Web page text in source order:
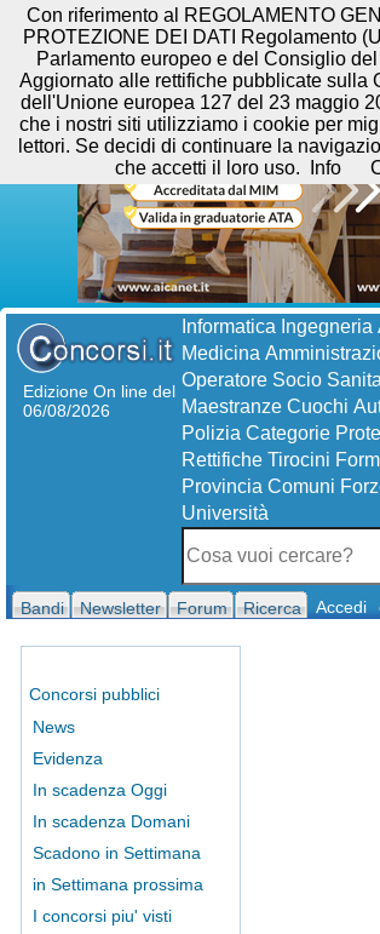
Edizione On line del
06/08/2026
Informatica Ingegneria
Medicina
Operatore Socio
Maestranze Cuochi
Polizia Categorie
Rettifiche Tirocini
Provincia Comuni
Università
Bandi Newsletter Forum Ricerca Accedi
Concorsi pubblici
News
Evidenza
In scadenza Oggi
In scadenza Domani
Scadono in Settimana
in Settimana prossima
I concorsi piu' visti
Con riferimento al REGOLAMENTO
PROTEZIONE DEI DATI Regolamento
Parlamento europeo e del Consiglio
Aggiornato alle rettifiche pubblicate sulla
dell'Unione europea 127 del 23 maggio
che i nostri siti utilizziamo i cookie per
lettori. Se decidi di continuare la
che accetti il loro uso.
Info